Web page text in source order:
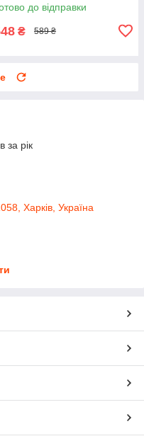
до відправки
₴ 589 ₴
за рік
Харків, Україна